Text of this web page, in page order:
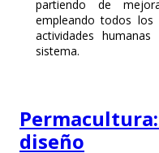
partiendo de
empleando todos los
actividades
sistema.
diseño